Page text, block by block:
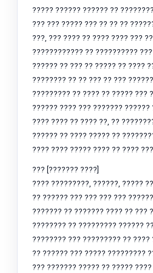
????? ?????? ?????? ??
??? ??? ????? ??? ?? ?? ??
???, ??? ???? ?? ???? ???? ???
???????????? ?? ??????????
?????? ?? ??? ?? ????? ?? ????
???????? ?? ?? ??? ?? ???
????????? ?? ???? ?? ????? ???
?????? ???? ??? ??????? ??????
???? ???? ?? ???? ??, ??
?????? ?? ???? ????? ??
???? ???? ????? ???? ?? ???? ???
??? [??????? ????]
???? ?????????, ??????, ?????
?? ?????? ??? ??? ??? ???
??????? ?? ??????? ???? ?? ???
???????? ?? ????????? ??????
???????? ??? ????????? ?? ????
?? ?????? ??? ????? ?????????
??? ??????? ????? ?? ?????